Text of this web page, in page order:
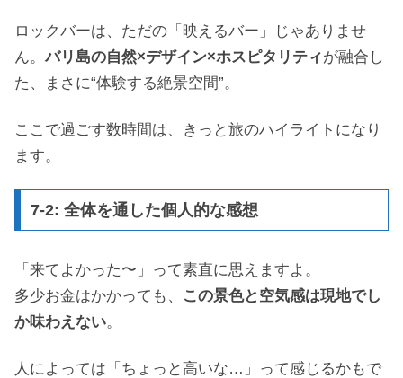
ロックバーは、ただの「映えるバー」じゃありませ
ん。バリ島の自然×デザイン×ホスピタリティが融合し
た、まさに“体験する絶景空間”。
ここで過ごす数時間は、きっと旅のハイライトになり
ます。
7-2: 全体を通した個人的な感想
「来てよかった〜」って素直に思えますよ。
多少お金はかかっても、
この景色と空気感は現地でし
か味わえない。
人によっては「ちょっと高いな…」って感じるかもで